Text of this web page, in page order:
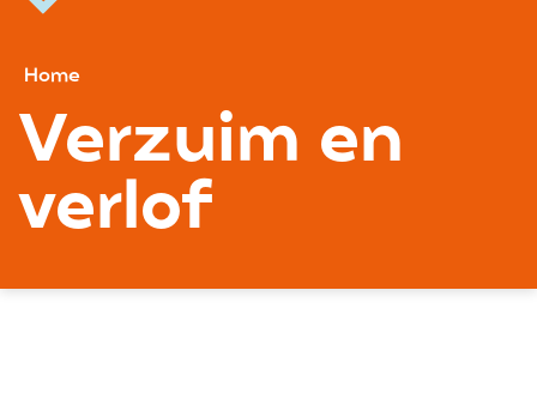
Home
Verzuim en
verlof